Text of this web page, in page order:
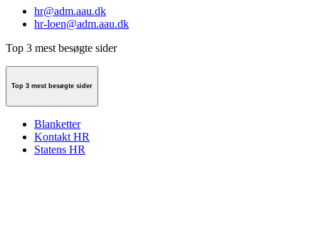
hr@adm.aau.dk
hr-loen@adm.aau.dk
Top 3 mest besøgte sider
Top 3 mest besøgte sider
Blanketter
Kontakt HR
Statens HR